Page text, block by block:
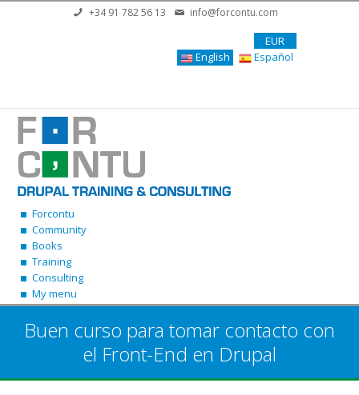
Skip to main content+34 91 782 56 13 info@forcontu.com
EUR
English
Español
Forcontu
Community
Books
Training
Consulting
My menu
Buen curso para tomar contacto con
el Front-End en Drupal